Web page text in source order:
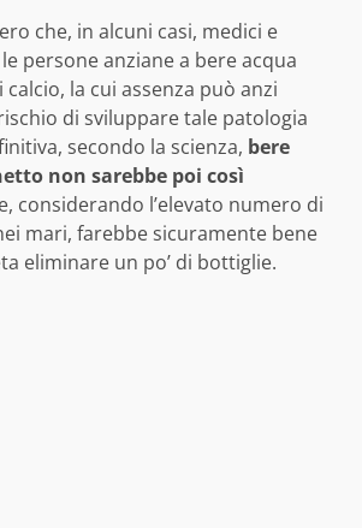
che, in alcuni casi, medici e
persone anziane a bere acqua
la cui assenza può anzi
di sviluppare tale patologia
secondo la scienza, bere
non sarebbe poi così
considerando l’elevato numero di
mari, farebbe sicuramente bene
eliminare un po’ di bottiglie.